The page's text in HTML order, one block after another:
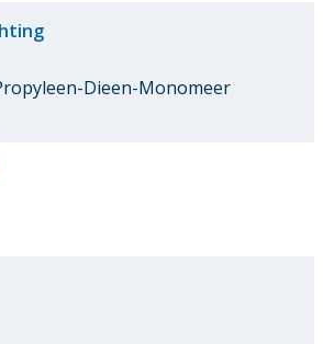
Dieen-Monomeer